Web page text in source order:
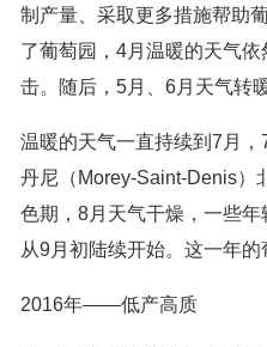
制产量、采取更多措施帮助
了葡萄园，4月温暖的天气
击。随后，5月、6月天气转
温暖的天气一直持续到7月
丹尼（Morey-Saint-Denis）
色期，8月天气干燥，一些
从9月初陆续开始。这一年
2016年——低产高质